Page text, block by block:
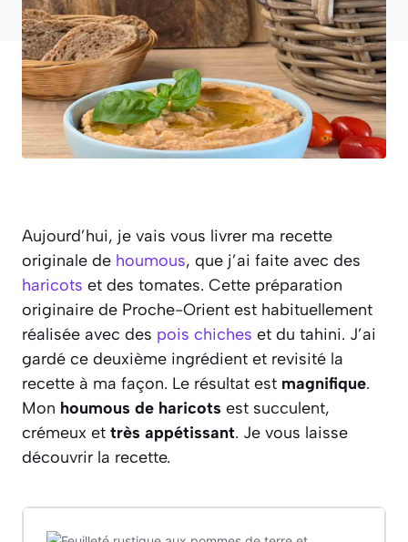
Aujourd’hui, je vais vous livrer ma recette
originale de houmous, que j’ai faite avec des
haricots et des tomates. Cette préparation
originaire de Proche-Orient est habituellement
réalisée avec des pois chiches et du tahini. J’ai
gardé ce deuxième ingrédient et revisité la
recette à ma façon. Le résultat est magnifique.
Mon houmous de haricots est succulent,
crémeux et très appétissant. Je vous laisse
découvrir la recette.